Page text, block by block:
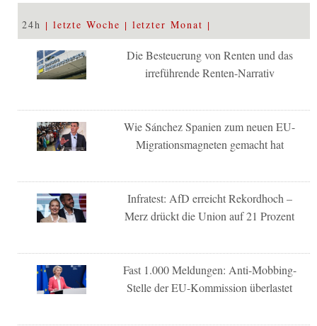
24h letzte Woche letzter Monat
Die Besteuerung von Renten und das
irreführende Renten-Narrativ
Wie Sánchez Spanien zum neuen EU-
Migrationsmagneten gemacht hat
Infratest: AfD erreicht Rekordhoch –
Merz drückt die Union auf 21 Prozent
Fast 1.000 Meldungen: Anti-Mobbing-
Stelle der EU-Kommission überlastet